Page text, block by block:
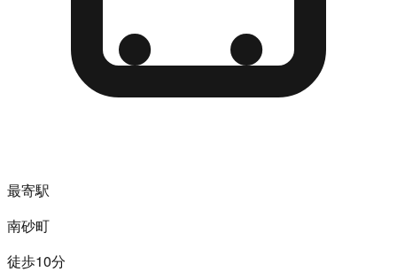
最寄駅
南砂町
徒歩10分